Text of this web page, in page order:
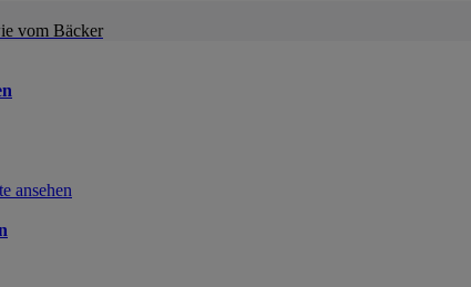
vom Bäcker
ansehen